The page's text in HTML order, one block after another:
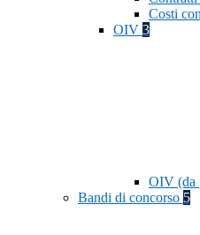
Costi
OIV 3
OIV (da
Bandi di concorso 5